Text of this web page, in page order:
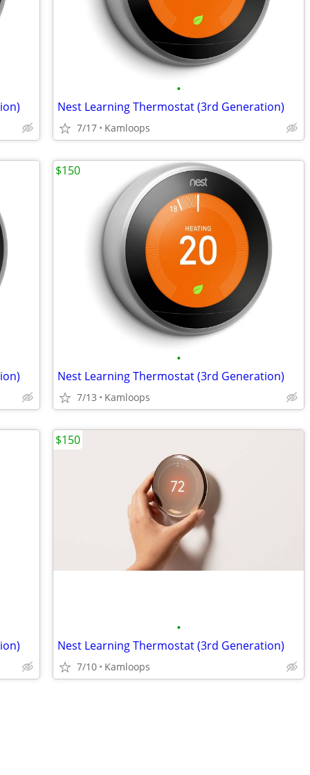
•
Nest Learning Thermostat (3rd Generation)
7/17 Kamloops
•
Nest Learning Thermostat (3rd Generation)
7/13 Kamloops
$150
•
Nest Learning Thermostat (3rd Generation)
7/10 Kamloops
$150